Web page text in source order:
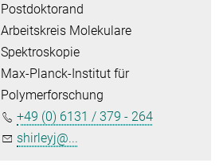
Postdoktorand
Arbeitskreis Molekulare
Spektroskopie
Max-Planck-Institut für
Polymerforschung
+49 (0) 6131 / 379 - 264
shirleyj@...